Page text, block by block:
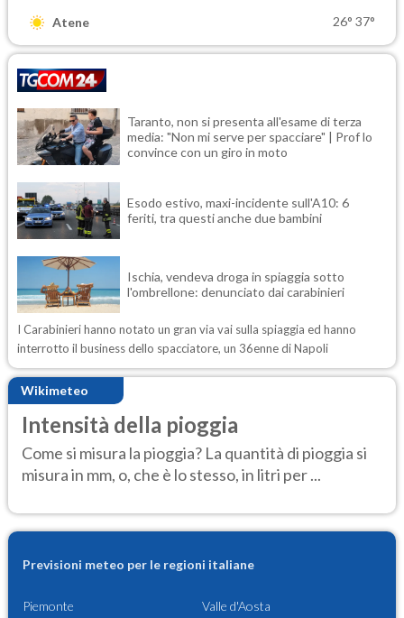
Atene 26° 37°
Taranto, non si presenta all'esame di terza
media: "Non mi serve per spacciare" | Prof lo
convince con un giro in moto
Esodo estivo, maxi-incidente sull'A10: 6
feriti, tra questi anche due bambini
Ischia, vendeva droga in spiaggia sotto
l'ombrellone: denunciato dai carabinieri
I Carabinieri hanno notato un gran via vai sulla spiaggia ed hanno
interrotto il business dello spacciatore, un 36enne di Napoli
Wikimeteo
Intensità della pioggia
Come si misura la pioggia? La quantità di pioggia si
misura in mm, o, che è lo stesso, in litri per ...
Previsioni meteo per le regioni italiane
Piemonte Valle d'Aosta